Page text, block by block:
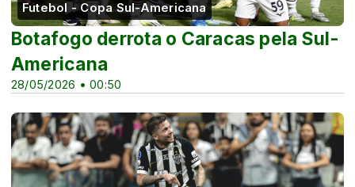
Futebol - Copa Sul-Americana
28/05/2026 • 00:50
Botafogo derrota o Caracas pela Sul-
Americana